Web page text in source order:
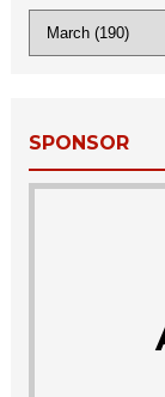
SPONSOR